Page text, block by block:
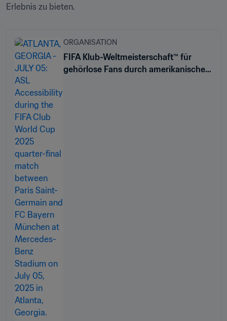
Erlebnis zu bieten.
ORGANISATION
FIFA Klub-Weltmeisterschaft™ für
gehörlose Fans durch amerikanische